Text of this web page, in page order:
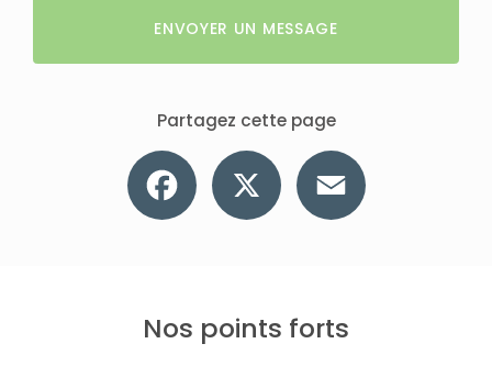
ENVOYER UN MESSAGE
Partagez cette page
Facebook
Nos points forts